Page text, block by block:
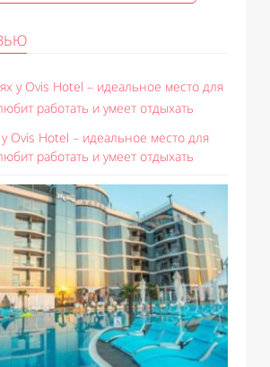
у Ovis Hotel – идеальное место для
работать и умеет отдыхать